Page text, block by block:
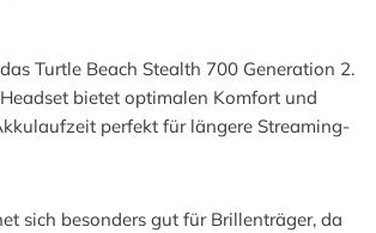
Turtle Beach Stealth 700 Generation 2.
bietet optimalen Komfort und
perfekt für längere Streaming-
sich besonders gut für Brillenträger, da